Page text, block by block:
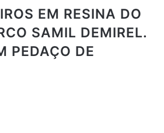
EM RESINA DO
SAMIL DEMIREL.
PEDAÇO DE